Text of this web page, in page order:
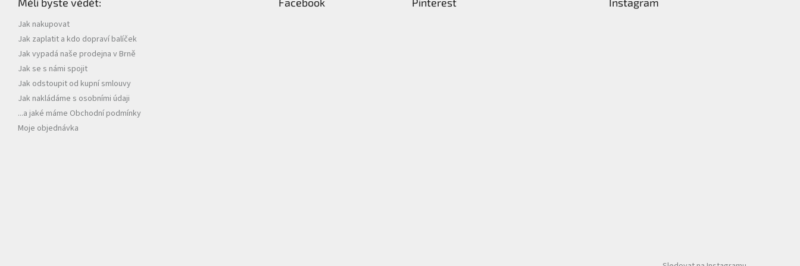
Jak nakupovat
Jak zaplatit a kdo dopraví balíček
Jak vypadá naše prodejna v Brně
Jak se s námi spojit
Jak odstoupit od kupní smlouvy
Jak nakládáme s osobními údaji
...a jaké máme Obchodní podmínky
Moje objednávka